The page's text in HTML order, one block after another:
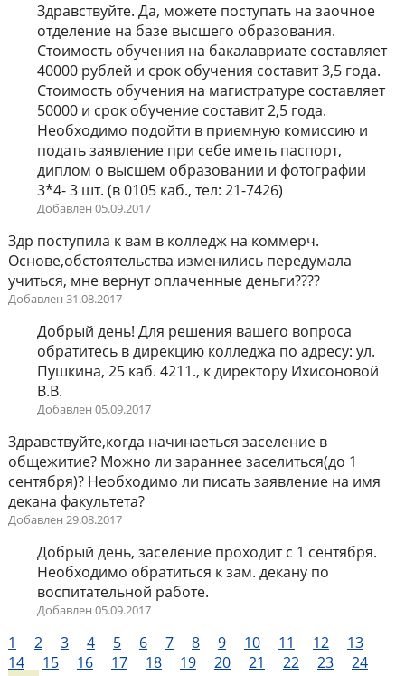
Здравствуйте. Да, можете поступать на заочное
отделение на базе высшего образования.
Стоимость обучения на бакалавриате составляет
40000 рублей и срок обучения составит 3,5 года.
Стоимость обучения на магистратуре составляет
50000 и срок обучение составит 2,5 года.
Необходимо подойти в приемную комиссию и
подать заявление при себе иметь паспорт,
диплом о высшем образовании и фотографии
3*4- 3 шт. (в 0105 каб., тел: 21-7426)
Добавлен 05.09.2017
Здр поступила к вам в колледж на коммерч.
Основе,обстоятельства изменились передумала
учиться, мне вернут оплаченные деньги????
Добавлен 31.08.2017
Добрый день! Для решения вашего вопроса
обратитесь в дирекцию колледжа по адресу: ул.
Пушкина, 25 каб. 4211., к директору Ихисоновой
В.В.
Добавлен 05.09.2017
Здравствуйте,когда начинаеться заселение в
общежитие? Можно ли зараннее заселиться(до 1
сентября)? Необходимо ли писать заявление на имя
декана факультета?
Добавлен 29.08.2017
Добрый день, заселение проходит с 1 сентября.
Необходимо обратиться к зам. декану по
воспитательной работе.
Добавлен 05.09.2017
1 2 3 4 5 6 7 8 9 10 11 12
13
14
15 16 17 18 19 20 21 22 23
24